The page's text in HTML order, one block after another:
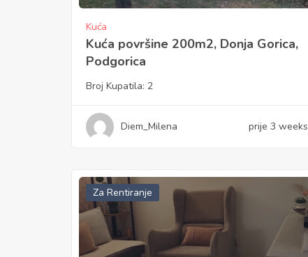
Kuća
Kuća površine 200m2, Donja Gorica,
Podgorica
Broj Kupatila: 2
Diem_Milena prije 3 weeks
Za Rentiranje